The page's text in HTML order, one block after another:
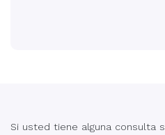
Si usted tiene alguna consulta